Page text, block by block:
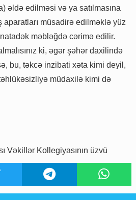
əldə edilməsi və ya satılmasına
müsadirə edilməklə yüz
məbləğdə cərimə edilir.
ki, əgər şəhər daxilində
bu, təkcə inzibati xəta kimi deyil,
müdaxilə kimi də
Vəkillər Kollegiyasının üzvü